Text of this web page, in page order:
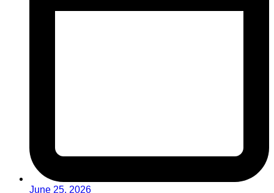
June 25, 2026